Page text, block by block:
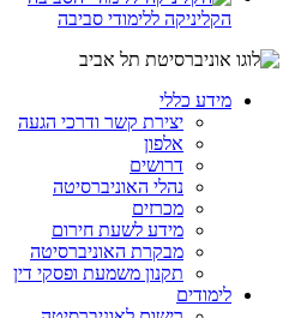
הקליניקה ללימודי סביבה
מידע כללי
יצירת קשר ודרכי הגעה
אלפון
דרושים
נהלי האוניברסיטה
מכרזים
מידע לשעת חירום
מבקרת האוניברסיטה
תקנון משמעת ופסקי דין
לימודים